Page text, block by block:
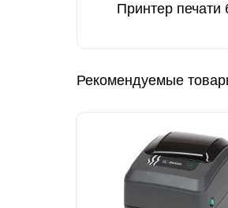
Принтер печати
Рекомендуемые